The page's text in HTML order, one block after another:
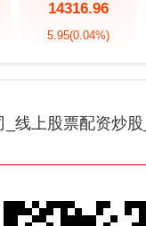
14316.96
5.95(0.04%)
_线上股票配资炒